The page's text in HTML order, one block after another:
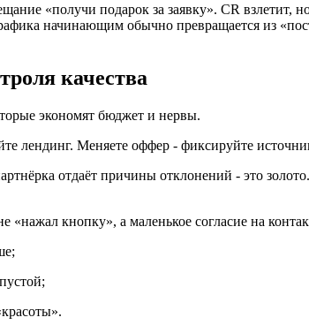
«получи подарок за заявку». CR взлетит,
начинающим обычно превращается из
качества
экономят бюджет и нервы.
лендинг. Меняете оффер - фиксируйте
отдаёт причины отклонений - это
«нажал кнопку», а маленькое согласие на